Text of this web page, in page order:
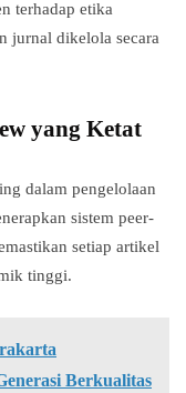
terhadap etika
jurnal dikelola secara
yang Ketat
dalam pengelolaan
sistem peer-
setiap artikel
tinggi.
Berkualitas